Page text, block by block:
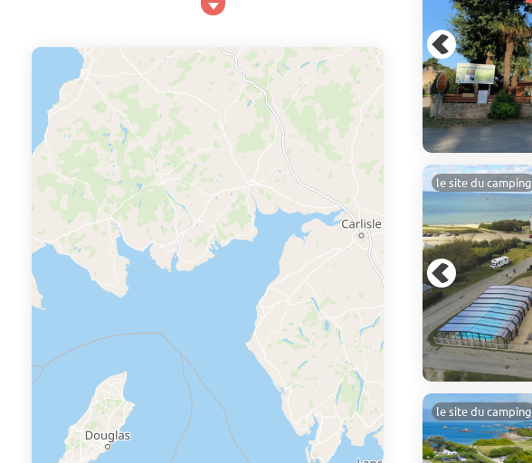
toute tranquillité au bord de la mer, grâce aux plages et
Profitez de votre séjour en location à L’Aber Wrach...
le site du camping
le site du camping